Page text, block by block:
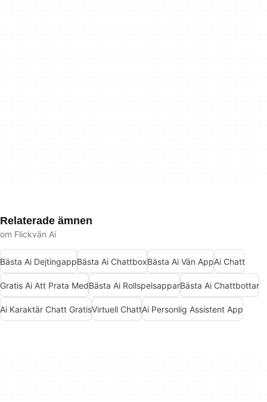
Relaterade ämnen
om Flickvän Ai
Bästa Ai DejtingappBästa Ai ChattboxBästa Ai Vän AppAi Chatt
Gratis Ai Att Prata MedBästa Ai RollspelsapparBästa Ai Chattbottar
Ai Karaktär Chatt GratisVirtuell ChattAi Personlig Assistent App